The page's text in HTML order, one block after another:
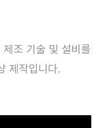
조 기술 및 설비를
제작입니다.